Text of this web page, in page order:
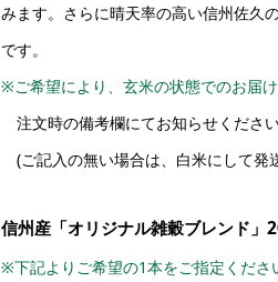
みます。さらに晴天率の高い信州佐久
です。
※ご希望により、玄米の状態でのお届
注文時の備考欄にてお知らせください
(ご記入の無い場合は、白米にして発
信州産「オリジナル雑穀ブレンド」
※下記よりご希望の1本をご指定くださ